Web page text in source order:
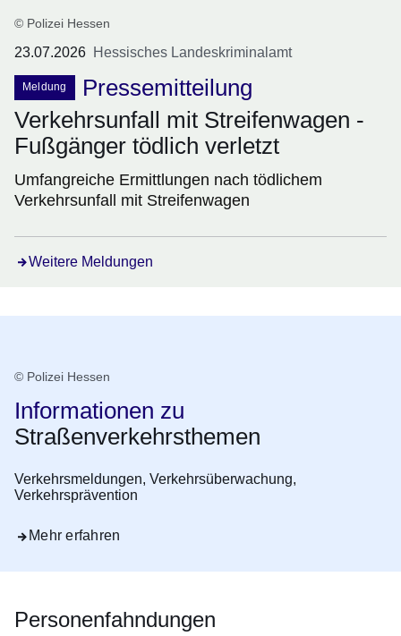
© Polizei Hessen
23.07.2026 Hessisches Landeskriminalamt
Meldung
Pressemitteilung
Verkehrsunfall mit Streifenwagen -
Fußgänger tödlich verletzt
Umfangreiche Ermittlungen nach tödlichem
Verkehrsunfall mit Streifenwagen
Weitere Meldungen
© Polizei Hessen
Informationen zu
Straßenverkehrsthemen
Verkehrsmeldungen, Verkehrsüberwachung,
Verkehrsprävention
Mehr erfahren
Personenfahndungen